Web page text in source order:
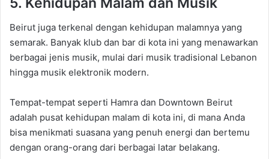
Beirut juga terkenal dengan kehidupan malamnya yang
semarak. Banyak klub dan bar di kota ini yang menawarkan
berbagai jenis musik, mulai dari musik tradisional Lebanon
hingga musik elektronik modern.
Tempat-tempat seperti Hamra dan Downtown Beirut
adalah pusat kehidupan malam di kota ini, di mana Anda
bisa menikmati suasana yang penuh energi dan bertemu
dengan orang-orang dari berbagai latar belakang.